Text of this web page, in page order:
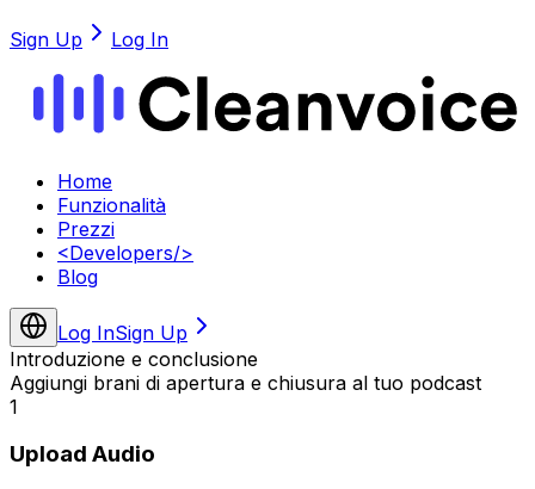
Sign Up Log In
Home
Funzionalità
Prezzi
<Developers/>
Blog
Log InSign Up
Introduzione e conclusione
Aggiungi brani di apertura e chiusura al tuo podcast
1
Upload Audio